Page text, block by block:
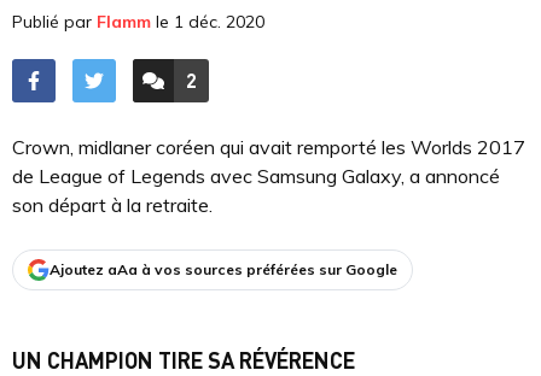
Publié par Flamm le 1 déc. 2020
ACCÉDER AUX
2
COMMENTAIRES
Crown, midlaner coréen qui avait remporté les Worlds 2017
de League of Legends avec Samsung Galaxy, a annoncé
son départ à la retraite.
Ajoutez aAa à vos sources préférées sur Google
UN CHAMPION TIRE SA RÉVÉRENCE